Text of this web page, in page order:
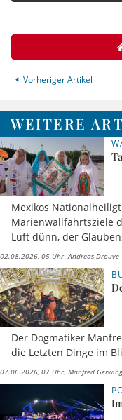
Vorheriger Artikel
WEITERE
Mexikos
Marienwallfahrtsziele
Luft dünn, der
02.08.2026, 05 Uhr Andreas Drouve
Der Dogmatiker
die Letzten Dinge im
07.06.2026, 07 Uhr Manfred Gerwing